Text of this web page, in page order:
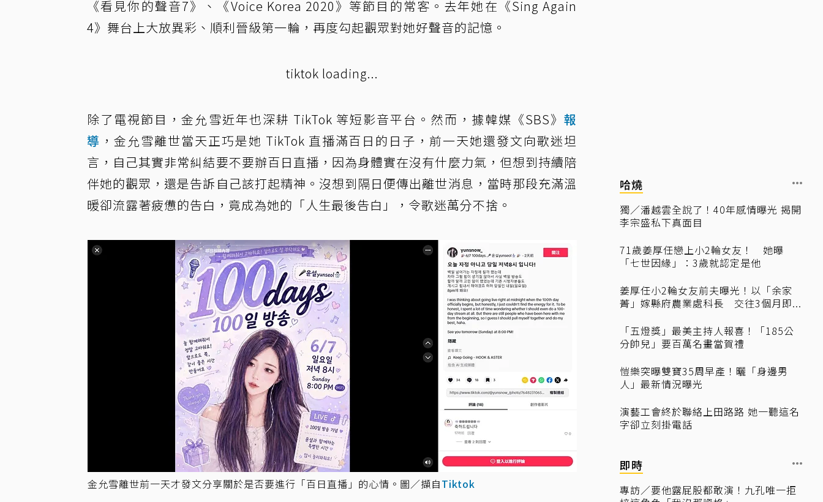
《看見你的聲音7》、《Voice Korea 2020》等節目的常客。去年她在《Sing Again
4》舞台上大放異彩、順利晉級第一輪，再度勾起觀眾對她好聲音的記憶。
tiktok loading...
除了電視節目，金允雪近年也深耕 TikTok 等短影音平台。然而，據韓媒《SBS》 報
導 ，金允雪離世當天正巧是她 TikTok 直播滿百日的日子，前一天她還發文向歌迷坦
言，自己其實非常糾結要不要辦百日直播，因為身體實在沒有什麼力氣，但想到持續陪
伴她的觀眾，還是告訴自己該打起精神。沒想到隔日便傳出離世消息，當時那段充滿溫
暖卻流露著疲憊的告白，竟成為她的「人生最後告白」，令歌迷萬分不捨。
金允雪離世前一天才發文分享關於是否要進行「百日直播」的心情。圖／擷自Tiktok
哈燒
獨／潘越雲全說了！40年感情曝光 揭開
李宗盛私下真面目
71歲姜厚任戀上小2輪女友！ 她曝
「七世因緣」：3歲就認定是他
姜厚任小2輪女友前夫曝光！以「余家
菁」嫁縣府農業處科長 交往3個月即...
「五燈獎」最美主持人報喜！「185公
分帥兒」要百萬名畫當賀禮
愷樂突曝雙寶35周早產！曬「身邊男
人」最新情況曝光
演藝工會終於聯絡上田路路 她一聽這名
字卻立刻掛電話
即時
專訪／要他露屁股都敢演！九孔唯一拒